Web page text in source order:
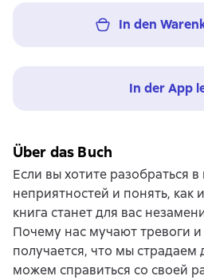
In den
In der App
Über das Buch
Если вы хотите разобраться
неприятностей и понять, как
книга станет для вас
Почему нас мучают тревоги и
получается, что мы страдаем
можем справиться со своей